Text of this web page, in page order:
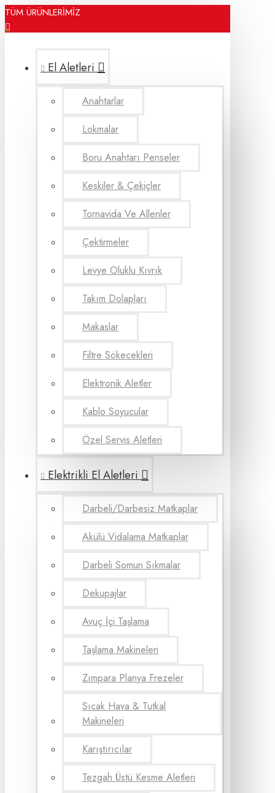
TÜM ÜRÜNLERİMİZ
El Aletleri
Anahtarlar
Lokmalar
Boru Anahtarı Penseler
Keskiler & Çekiçler
Tornavida Ve Allenler
Çektirmeler
Levye Oluklu Kıvrık
Takım Dolapları
Makaslar
Filtre Sökecekleri
Elektronik Aletler
Kablo Soyucular
Özel Servis Aletleri
Elektrikli El Aletleri
Darbeli/Darbesiz Matkaplar
Akülü Vidalama Matkaplar
Darbeli Somun Sıkmalar
Dekupajlar
Avuç İçi Taşlama
Taşlama Makineleri
Zımpara Planya Frezeler
Sıcak Hava & Tutkal
Makineleri
Karıştırıcılar
Tezgah Üstü Kesme Aletleri